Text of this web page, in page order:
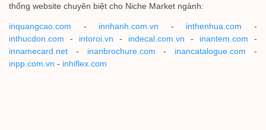
thống website chuyên biệt cho Niche Market ngành:
inquangcao.com - innhanh.com.vn - inthenhua.com -
inthucdon.com - intoroi.vn - indecal.com.vn - inantem.com -
innamecard.net - inanbrochure.com - inancatalogue.com -
inpp.com.vn - inhiflex.com